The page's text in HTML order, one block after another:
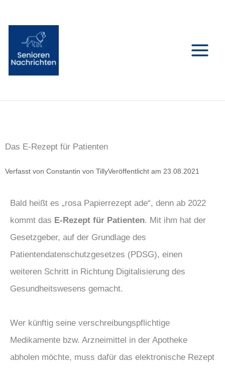
Inhalt
springen
Das E-Rezept für Patienten
Verfasst von Constantin von TillyVeröffentlicht am 23.08.2021
Bald heißt es „rosa Papierrezept ade“, denn ab 2022
kommt das E-Rezept für Patienten. Mit ihm hat der
Gesetzgeber, auf der Grundlage des
Patientendatenschutzgesetzes (PDSG), einen
weiteren Schritt in Richtung Digitalisierung des
Gesundheitswesens gemacht.
Wer künftig seine verschreibungspflichtige
Medikamente bzw. Arzneimittel in der Apotheke
abholen möchte, muss dafür das elektronische Rezept